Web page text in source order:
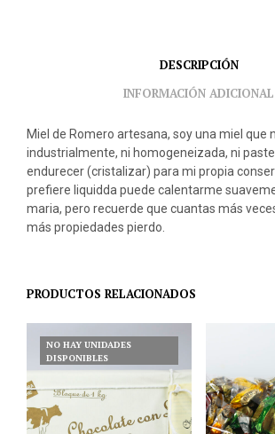
DESCRIPCIÓN
INFORMACIÓN ADICIONAL
Miel de Romero artesana, soy una miel que
industrialmente, ni homogeneizada, ni
endurecer (cristalizar) para mi propia
prefiere liquidda puede calentarme
maria, pero recuerde que cuantas más
más propiedades pierdo.
PRODUCTOS RELACIONADOS
NO HAY UNIDADES
DISPONIBLES